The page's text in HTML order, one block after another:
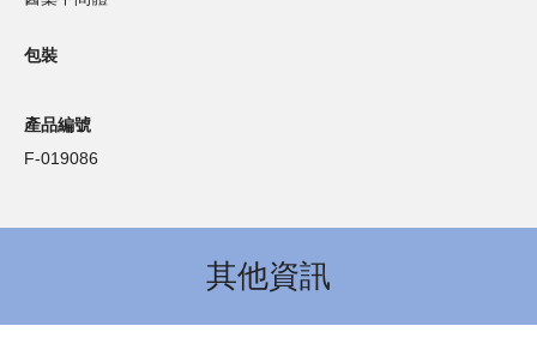
包裝
產品編號
F-019086
其他資訊